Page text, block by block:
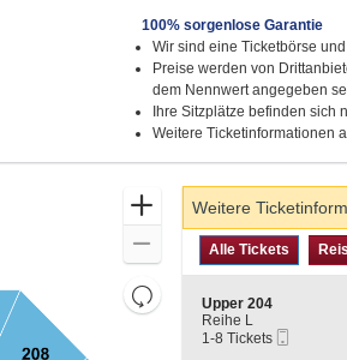
100% sorgenlose Garantie
Wir sind eine Ticketbörse
Preise werden von
dem Nennwert angegeben
Ihre Sitzplätze befinden sich
Weitere Ticketinformationen
Zoom
Zoom
Out
Resets
the
Saalplan
zurücksetzen
Weitere
Art
des
previous
Alle Tickets
Alle Tickets
S
e
c
Upper 204
Reihe L
11-8 Tickets